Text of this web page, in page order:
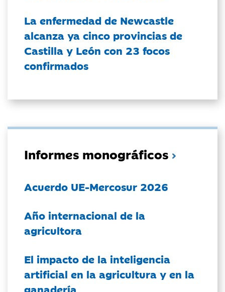
La enfermedad de Newcastle
alcanza ya cinco provincias de
Castilla y León con 23 focos
confirmados
Informes monográficos
Acuerdo UE-Mercosur 2026
Año internacional de la
agricultora
El impacto de la inteligencia
artificial en la agricultura y en la
ganadería